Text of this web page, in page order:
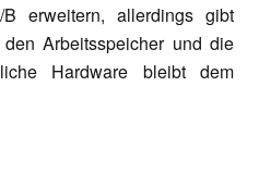
erweitern, allerdings gibt
Arbeitsspeicher und die
Hardware bleibt dem